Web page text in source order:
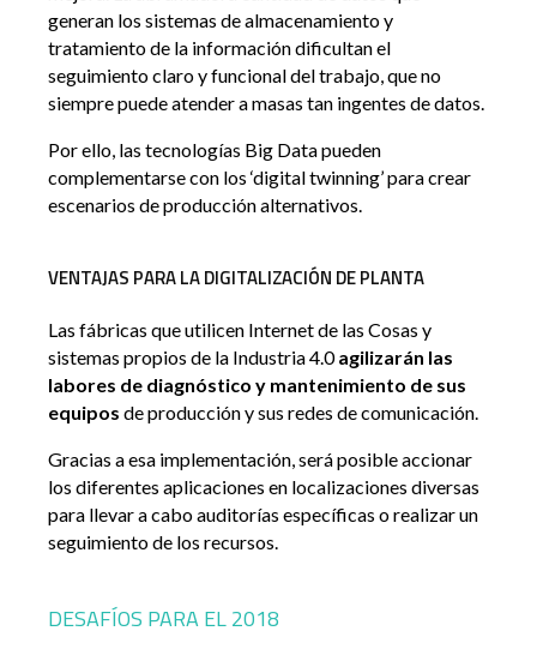
generan los sistemas de almacenamiento y
tratamiento de la información dificultan el
seguimiento claro y funcional del trabajo, que no
siempre puede atender a masas tan ingentes de datos.
Por ello, las tecnologías Big Data pueden
complementarse con los ‘digital twinning’ para crear
escenarios de producción alternativos.
VENTAJAS PARA LA DIGITALIZACIÓN DE PLANTA
Las fábricas que utilicen Internet de las Cosas y
sistemas propios de la Industria 4.0agilizarán las
labores de diagnóstico y mantenimiento de sus
equipos de producción y sus redes de comunicación.
Gracias a esa implementación, será posible accionar
los diferentes aplicaciones en localizaciones diversas
para llevar a cabo auditorías específicas o realizar un
seguimiento de los recursos.
DESAFÍOS PARA EL 2018